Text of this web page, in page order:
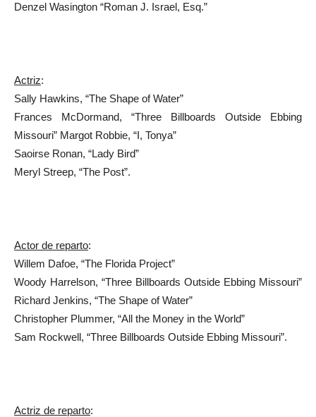
Denzel Wasington “Roman J. Israel, Esq.”
Actriz:
Sally Hawkins, “The Shape of Water”
Frances McDormand, “Three Billboards Outside Ebbing
Missouri” Margot Robbie, “I, Tonya”
Saoirse Ronan, “Lady Bird”
Meryl Streep, “The Post”.
Actor de reparto:
Willem Dafoe, “The Florida Project”
Woody Harrelson, “Three Billboards Outside Ebbing Missouri”
Richard Jenkins, “The Shape of Water”
Christopher Plummer, “All the Money in the World”
Sam Rockwell, “Three Billboards Outside Ebbing Missouri”.
Actriz de reparto: